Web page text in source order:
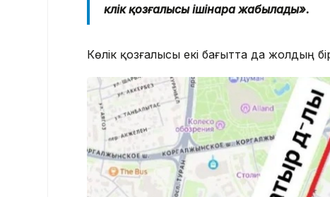
көлік қозғалысы ішінара жабылады».
Көлік қозғалысы екі бағытта да жолдың